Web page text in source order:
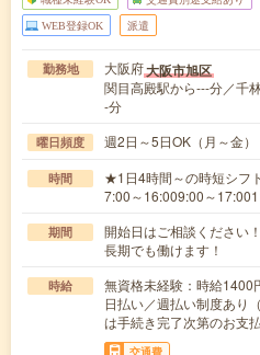
WEB登録OK 派遣
勤務地 大阪府大阪市旭区
関目高殿駅から---分／千
-分
曜日頻度 週2日～5日OK（月～金
時間
★1日4時間～の時短シフ
7:00～16:009:00～
期間
開始日はご相談くださ
長期でも働けます！
時給
無資格未経験：時給
日払い／週払い制度あり
は手続き完了次第のお支
交通費